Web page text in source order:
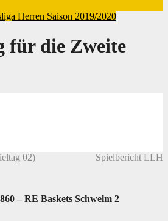
Herren Saison 2019/2020
für die Zweite
02)
Spielbericht LLH
– RE Baskets Schwelm 2